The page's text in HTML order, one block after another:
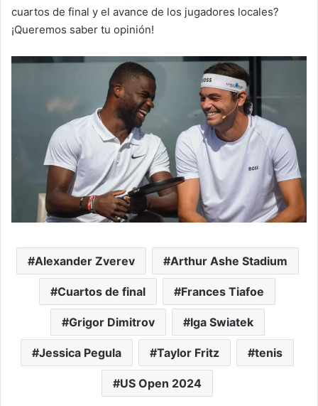
cuartos de final y el avance de los jugadores locales?
¡Queremos saber tu opinión!
Alexander Zverev Arthur Ashe Stadium
Cuartos de final Frances Tiafoe
Grigor Dimitrov Iga Swiatek
Jessica Pegula Taylor Fritz tenis
US Open 2024